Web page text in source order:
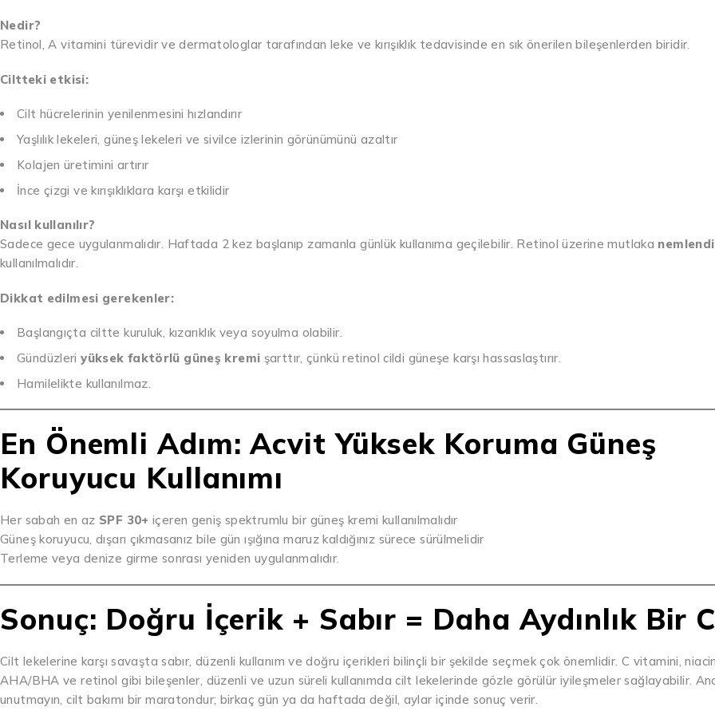
Nedir?
Retinol, A vitamini türevidir ve dermatologlar tarafından leke ve kırışıklık tedavisinde en sık önerilen bileşenlerden biridir.
Ciltteki etkisi:
Cilt hücrelerinin yenilenmesini hızlandırır
Yaşlılık lekeleri, güneş lekeleri ve sivilce izlerinin görünümünü azaltır
Kolajen üretimini artırır
İnce çizgi ve kırışıklıklara karşı etkilidir
Nasıl kullanılır?
Sadece gece uygulanmalıdır. Haftada 2 kez başlanıp zamanla günlük kullanıma geçilebilir. Retinol üzerine mutlaka
kullanılmalıdır.
Dikkat edilmesi gerekenler:
Başlangıçta ciltte kuruluk, kızarıklık veya soyulma olabilir.
Gündüzleriyüksek faktörlü güneş kremi şarttır, çünkü retinol cildi güneşe karşı hassaslaştırır.
Hamilelikte kullanılmaz.
En Önemli Adım: Acvit Yüksek Koruma Güneş
Koruyucu Kullanımı
Her sabah en az SPF 30+ içeren geniş spektrumlu bir güneş kremi kullanılmalıdır
Güneş koruyucu, dışarı çıkmasanız bile gün ışığına maruz kaldığınız sürece sürülmelidir
Terleme veya denize girme sonrası yeniden uygulanmalıdır.
Sonuç: Doğru İçerik + Sabır = Daha Aydınlık Bir
Cilt lekelerine karşı savaşta sabır, düzenli kullanım ve doğru içerikleri bilinçli bir şekilde seçmek çok önemlidir. C vitamini,
AHA/BHA ve retinol gibi bileşenler, düzenli ve uzun süreli kullanımda cilt lekelerinde gözle görülür iyileşmeler sağlayabilir.
unutmayın, cilt bakımı bir maratondur; birkaç gün ya da haftada değil, aylar içinde sonuç verir.